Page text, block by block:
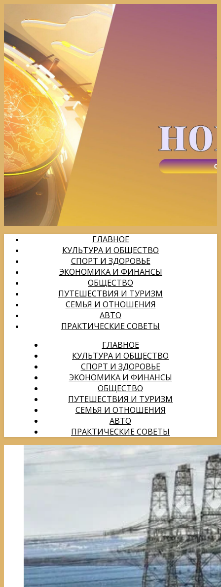
ГЛАВНОЕ
КУЛЬТУРА И ОБЩЕСТВО
СПОРТ И ЗДОРОВЬЕ
ЭКОНОМИКА И ФИНАНСЫ
ОБЩЕСТВО
ПУТЕШЕСТВИЯ И ТУРИЗМ
СЕМЬЯ И ОТНОШЕНИЯ
АВТО
ПРАКТИЧЕСКИЕ СОВЕТЫ
ГЛАВНОЕ
КУЛЬТУРА И ОБЩЕСТВО
СПОРТ И ЗДОРОВЬЕ
ЭКОНОМИКА И ФИНАНСЫ
ОБЩЕСТВО
ПУТЕШЕСТВИЯ И ТУРИЗМ
СЕМЬЯ И ОТНОШЕНИЯ
АВТО
ПРАКТИЧЕСКИЕ СОВЕТЫ